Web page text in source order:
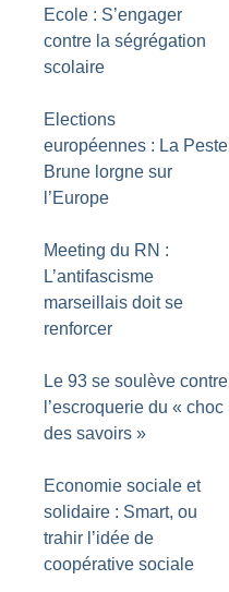
Ecole : S’engager
contre la ségrégation
scolaire
Elections
européennes : La Peste
Brune lorgne sur
l’Europe
Meeting du RN :
L’antifascisme
marseillais doit se
renforcer
Le 93 se soulève contre
l’escroquerie du « choc
des savoirs »
Economie sociale et
solidaire : Smart, ou
trahir l’idée de
coopérative sociale